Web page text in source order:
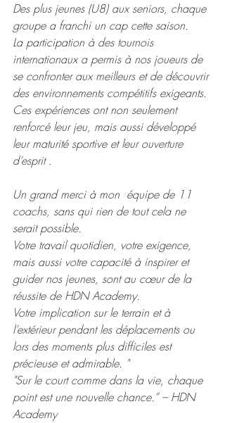
Des plus jeunes (U8) aux seniors, chaque
groupe a franchi un cap cette saison.
La participation à des tournois
internationaux a permis à nos joueurs de
se confronter aux meilleurs et de découvrir
des environnements compétitifs exigeants.
Ces expériences ont non seulement
renforcé leur jeu, mais aussi développé
leur maturité sportive et leur ouverture
d’esprit .
Un grand merci à mon  équipe de 11
coachs, sans qui rien de tout cela ne
serait possible.
Votre travail quotidien, votre exigence,
mais aussi votre capacité à inspirer et
guider nos jeunes, sont au cœur de la
réussite de HDN Academy.
Votre implication sur le terrain et à
l’extérieur pendant les déplacements ou
lors des moments plus difficiles est
précieuse et admirable. "
"Sur le court comme dans la vie, chaque
point est une nouvelle chance.” – HDN
Academy